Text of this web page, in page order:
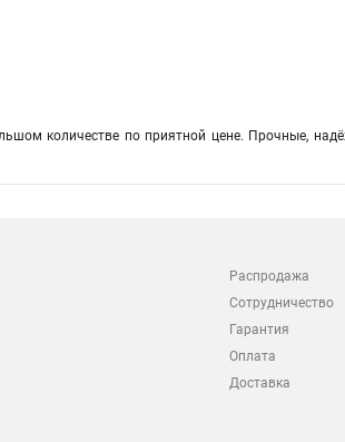
количестве по приятной цене. Прочные,
Распродажа
Сотрудничество
Гарантия
Оплата
Доставка